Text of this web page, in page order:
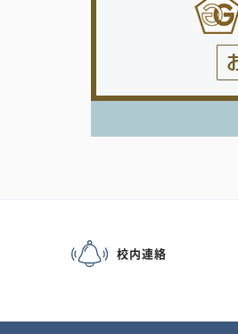
校内連絡